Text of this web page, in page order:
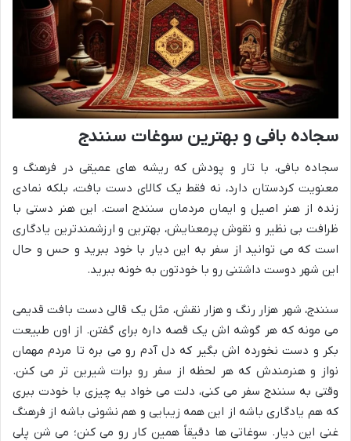
سجاده بافی و بهترین سوغات سنندج
سجاده بافی، با تار و پودش که ریشه های عمیقی در فرهنگ و
معنویت کردستان دارد، نه فقط یک کالای دست بافت، بلکه نمادی
زنده از هنر اصیل و ایمان مردمان سنندج است. این هنر دستی با
ظرافت بی نظیر و نقوش پرمعنایش، بهترین و ارزشمندترین یادگاری
است که می توانید از سفر به این دیار با خود ببرید و حس و حال
این شهر دوست داشتنی رو با خودتون به خونه ببرید.
سنندج، شهر هزار رنگ و هزار نقش، مثل یک قالی دست بافت قدیمی
می مونه که هر گوشه اش یک قصه داره برای گفتن. از اون طبیعت
بکر و دست نخورده اش بگیر که دل آدم رو می بره تا مردم مهمان
نواز و هنرمندش که هر لحظه از سفر رو برات شیرین تر می کنن.
وقتی به سنندج سفر می کنی، دلت می خواد یه چیزی با خودت ببری
که هم یادگاری باشه از این همه زیبایی و هم نشونی باشه از فرهنگ
غنی این دیار. سوغاتی ها دقیقاً همین کار رو می کنن؛ می شن پلی